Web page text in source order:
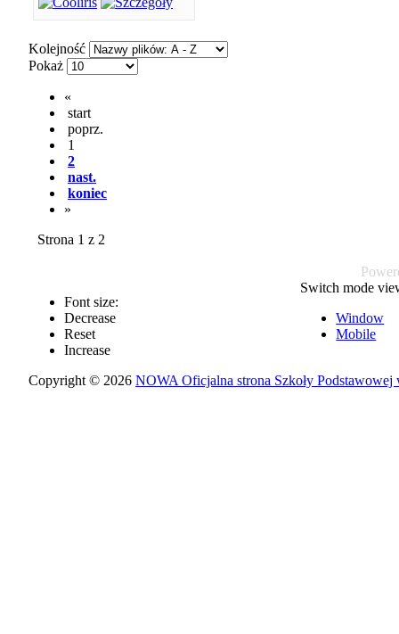
Kolejność
Pokaż
«
start
poprz.
1
2
nast.
koniec
»
Strona 1 z 2
Font size:
Decrease
Reset
Increase
Switch mode
Window
Mobile
Copyright © 2026NOWA Oficjalna strona Szkoły